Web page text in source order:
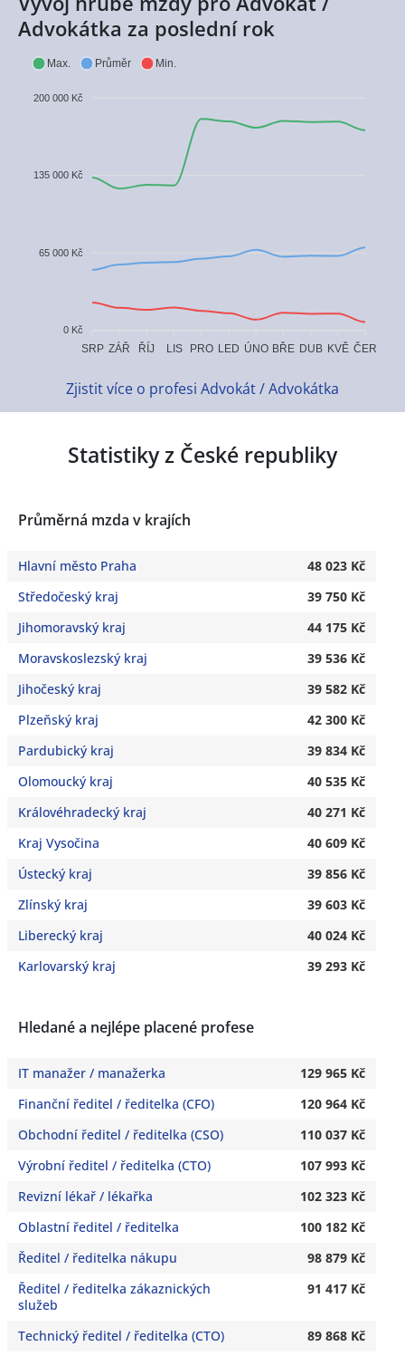
Advokátka za poslední rok
200 000 Kč
135 000 Kč
65 000 Kč
0 Kč
SRP ZÁŘ ŘÍJ LIS PRO LED ÚNO BŘE DUB KVĚ ČER
Max. Průměr Min.
Zjistit více o profesi Advokát / Advokátka
Statistiky z České republiky
Průměrná mzda v krajích
Hlavní město Praha
48 023 Kč
Středočeský kraj
39 750 Kč
Jihomoravský kraj
44 175 Kč
Moravskoslezský kraj
39 536 Kč
Jihočeský kraj
39 582 Kč
Plzeňský kraj
42 300 Kč
Pardubický kraj
39 834 Kč
Olomoucký kraj
40 535 Kč
Královéhradecký kraj
40 271 Kč
Kraj Vysočina
40 609 Kč
Ústecký kraj
39 856 Kč
Zlínský kraj
39 603 Kč
Liberecký kraj
40 024 Kč
Karlovarský kraj
39 293 Kč
Hledané a nejlépe placené profese
IT manažer / manažerka
129 965 Kč
Finanční ředitel / ředitelka (CFO)
120 964 Kč
Obchodní ředitel / ředitelka (CSO)
110 037 Kč
Výrobní ředitel / ředitelka (CTO)
107 993 Kč
Revizní lékař / lékařka
102 323 Kč
Oblastní ředitel / ředitelka
100 182 Kč
Ředitel / ředitelka nákupu
98 879 Kč
Ředitel / ředitelka zákaznických
služeb
91 417 Kč
Technický ředitel / ředitelka (CTO)
89 868 Kč